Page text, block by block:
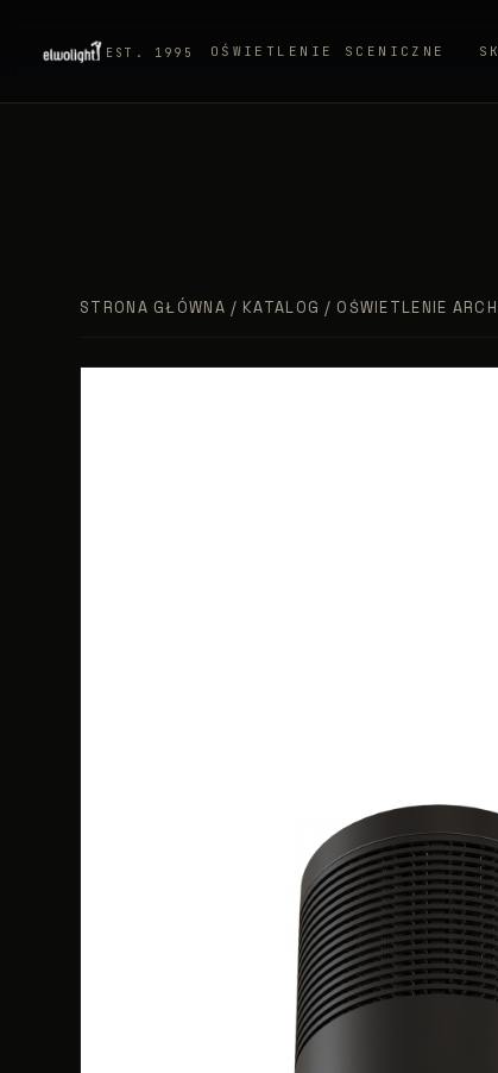
EST. 1995 OŚWIETLENIE SCENICZNE
STRONA GŁÓWNA / KATALOG / OŚWIETLENIE